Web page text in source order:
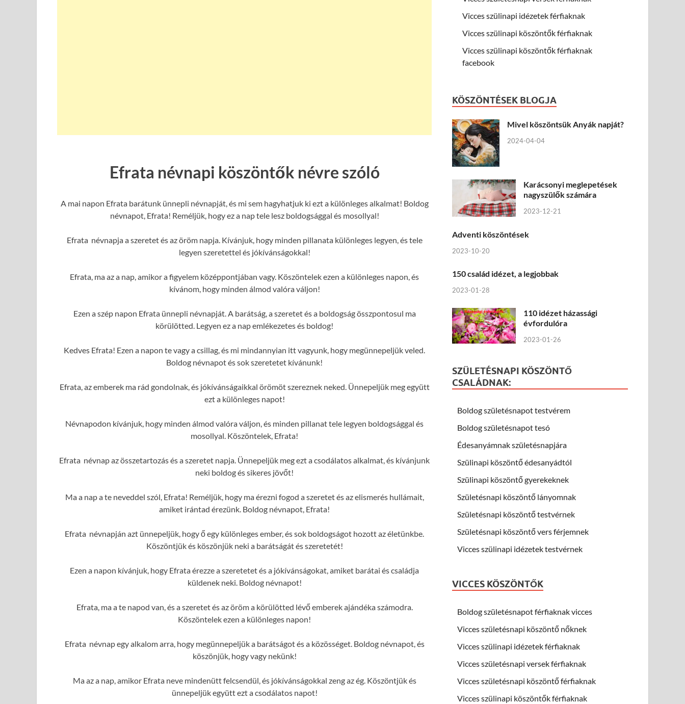
Efrata névnapi köszöntők névre szóló
A mai napon Efrata barátunk ünnepli névnapját, és mi sem hagyhatjuk ki ezt a különleges alkalmat! Boldog
névnapot, Efrata! Reméljük, hogy ez a nap tele lesz boldogsággal és mosollyal!
Efrata névnapja a szeretet és az öröm napja. Kívánjuk, hogy minden pillanata különleges legyen, és tele
legyen szeretettel és jókívánságokkal!
Efrata, ma az a nap, amikor a figyelem középpontjában vagy. Köszöntelek ezen a különleges napon, és
kívánom, hogy minden álmod valóra váljon!
Ezen a szép napon Efrata ünnepli névnapját. A barátság, a szeretet és a boldogság összpontosul ma
körülötted. Legyen ez a nap emlékezetes és boldog!
Kedves Efrata! Ezen a napon te vagy a csillag, és mi mindannyian itt vagyunk, hogy megünnepeljük veled.
Boldog névnapot és sok szeretetet kívánunk!
Efrata, az emberek ma rád gondolnak, és jókívánságaikkal örömöt szereznek neked. Ünnepeljük meg együtt
ezt a különleges napot!
Névnapodon kívánjuk, hogy minden álmod valóra váljon, és minden pillanat tele legyen boldogsággal és
mosollyal. Köszöntelek, Efrata!
Efrata névnap az összetartozás és a szeretet napja. Ünnepeljük meg ezt a csodálatos alkalmat, és kívánjunk
neki boldog és sikeres jövőt!
Ma a nap a te neveddel szól, Efrata! Reméljük, hogy ma érezni fogod a szeretet és az elismerés hullámait,
amiket irántad érezünk. Boldog névnapot, Efrata!
Efrata névnapján azt ünnepeljük, hogy ő egy különleges ember, és sok boldogságot hozott az életünkbe.
Köszöntjük és köszönjük neki a barátságát és szeretetét!
Ezen a napon kívánjuk, hogy Efrata érezze a szeretetet és a jókívánságokat, amiket barátai és családja
küldenek neki. Boldog névnapot!
Efrata, ma a te napod van, és a szeretet és az öröm a körülötted lévő emberek ajándéka számodra.
Köszöntelek ezen a különleges napon!
Efrata névnap egy alkalom arra, hogy megünnepeljük a barátságot és a közösséget. Boldog névnapot, és
köszönjük, hogy vagy nekünk!
Ma az a nap, amikor Efrata neve mindenütt felcsendül, és jókívánságokkal zeng az ég. Köszöntjük és
ünnepeljük együtt ezt a csodálatos napot!
Vicces szülinapi idézetek férfiaknak
Vicces szülinapi köszöntők férfiaknak
Vicces szülinapi köszöntők férfiaknak
facebook
KÖSZÖNTÉSEK BLOGJA
Mivel köszöntsük Anyák napját?
2024-04-04
Karácsonyi meglepetések
nagyszülők számára
2023-12-21
Adventi köszöntések
2023-10-20
150 család idézet, a legjobbak
2023-01-28
110 idézet házassági
évfordulóra
2023-01-26
SZÜLETÉSNAPI KÖSZÖNTŐ
CSALÁDNAK:
Boldog születésnapot testvérem
Boldog születésnapot tesó
Édesanyámnak születésnapjára
Szülinapi köszöntő édesanyádtól
Szülinapi köszöntő gyerekeknek
Születésnapi köszöntő lányomnak
Születésnapi köszöntő testvérnek
Születésnapi köszöntő vers férjemnek
Vicces szülinapi idézetek testvérnek
VICCES KÖSZÖNTŐK
Boldog születésnapot férfiaknak vicces
Vicces születésnapi köszöntő nőknek
Vicces szülinapi idézetek férfiaknak
Vicces születésnapi versek férfiaknak
Vicces születésnapi köszöntő férfiaknak
Vicces szülinapi köszöntők férfiaknak